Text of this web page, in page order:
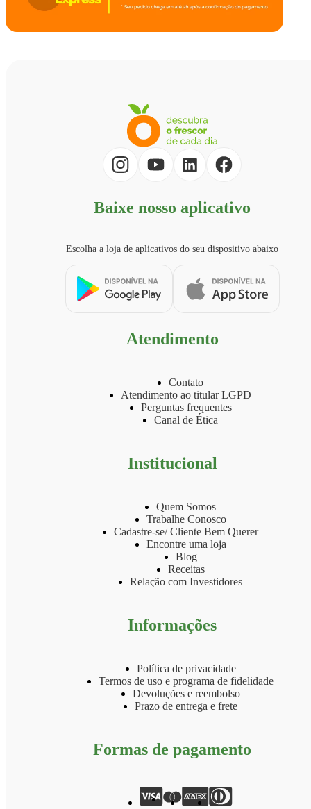
Baixe nosso aplicativo
Escolha a loja de aplicativos do seu dispositivo abaixo
Atendimento
Contato
Atendimento ao titular LGPD
Perguntas frequentes
Canal de Ética
Institucional
Quem Somos
Trabalhe Conosco
Cadastre-se/ Cliente Bem Querer
Encontre uma loja
Blog
Receitas
Relação com Investidores
Informações
Política de privacidade
Termos de uso e programa de fidelidade
Devoluções e reembolso
Prazo de entrega e frete
Formas de pagamento